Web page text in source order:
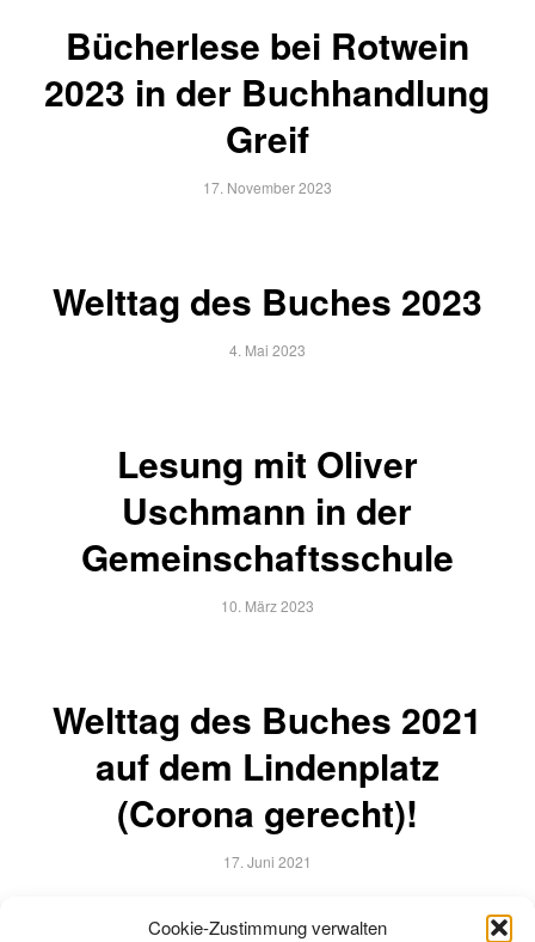
Cookie-Zustimmung verwalten
Bücherlese bei Rotwein
2023 in der Buchhandlung
Greif
17. November 2023
Welttag des Buches 2023
4. Mai 2023
Lesung mit Oliver
Uschmann in der
Gemeinschaftsschule
10. März 2023
Welttag des Buches 2021
auf dem Lindenplatz
(Corona gerecht)!
17. Juni 2021